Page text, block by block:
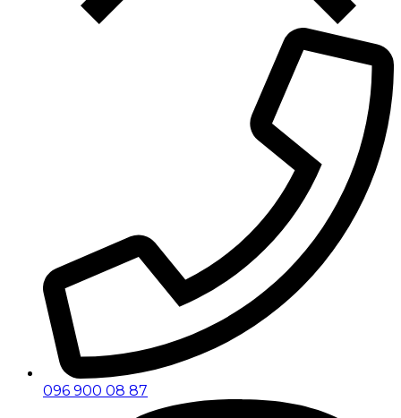
096 900 08 87